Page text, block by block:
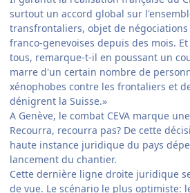
surtout un accord global sur
transfrontaliers, objet de
franco-genevoises depuis des mois.
tous, remarque-t-il en poussant un
marre d'un certain nombre de
xénophobes contre les frontaliers et
dénigrent la Suisse.»
A Genève, le combat CEVA marque
Recourra, recourra pas? De cette
haute instance juridique du pays
lancement du chantier.
Cette dernière ligne droite juridique
de vue. Le scénario le plus optimiste: